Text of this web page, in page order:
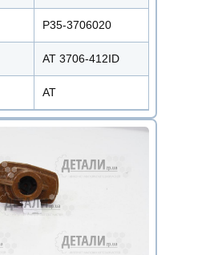
Р35-3706020
AT 3706-412ID
АТ